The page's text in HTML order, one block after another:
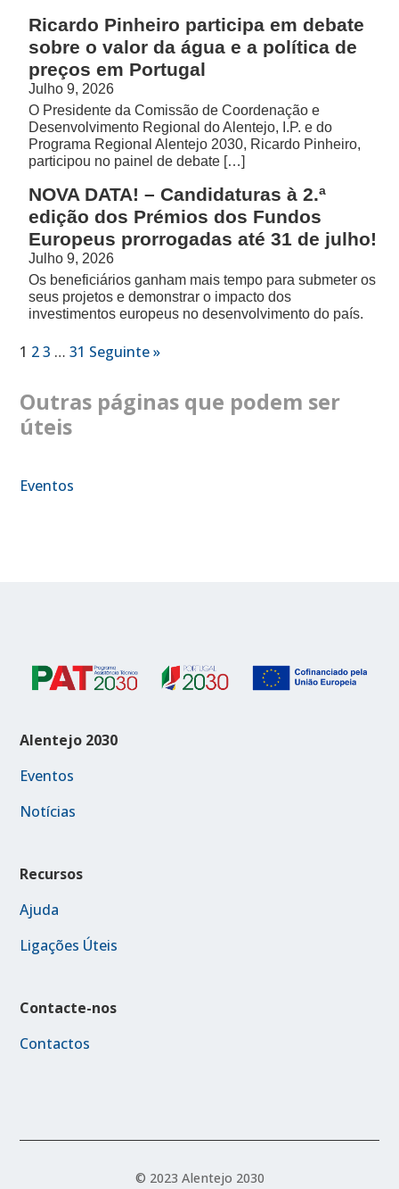
Ricardo Pinheiro participa em debate
sobre o valor da água e a política de
preços em Portugal
Julho 9, 2026
O Presidente da Comissão de Coordenação e
Desenvolvimento Regional do Alentejo, I.P. e do
Programa Regional Alentejo 2030, Ricardo Pinheiro,
participou no painel de debate […]
NOVA DATA! – Candidaturas à 2.ª
edição dos Prémios dos Fundos
Europeus prorrogadas até 31 de julho!
Julho 9, 2026
Os beneficiários ganham mais tempo para submeter os
seus projetos e demonstrar o impacto dos
investimentos europeus no desenvolvimento do país.
1 2 3 … 31 Seguinte »
Outras páginas que podem ser
úteis
Eventos
Alentejo 2030
Eventos
Notícias
Recursos
Ajuda
Ligações Úteis
Contacte-nos
Contactos
© 2023 Alentejo 2030